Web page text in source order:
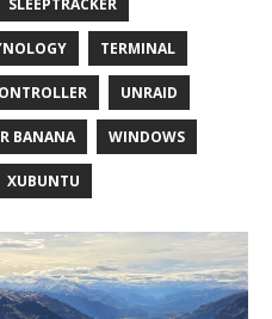
SLEEPTRACKER
TERMINAL
UNRAID
BANANA WINDOWS
XUBUNTU